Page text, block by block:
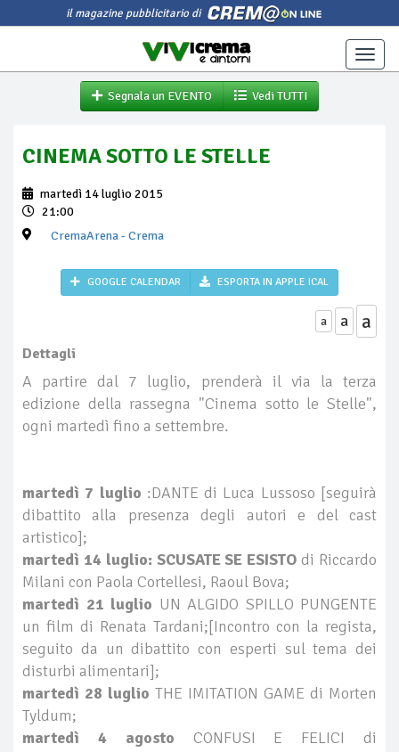
il magazine pubblicitario di
Toggle
Segnala un EVENTO
Vedi TUTTI
CINEMA SOTTO LE STELLE
martedì 14 luglio 2015
21:00
CremaArena- Crema
GOOGLE CALENDAR ESPORTA IN APPLE ICAL
a a a
Dettagli
A partire dal 7 luglio, prenderà il via la terza
edizione della rassegna "Cinema sotto le Stelle",
ogni martedì fino a settembre.
martedì 7 luglio :DANTE di Luca Lussoso [seguirà
dibattito alla presenza degli autori e del cast
artistico];
martedì 14 luglio: SCUSATE SE ESISTOdi Riccardo
Milani con Paola Cortellesi, Raoul Bova;
martedì 21 luglio UN ALGIDO SPILLO PUNGENTE
un film di Renata Tardani;[Incontro con la regista,
seguito da un dibattito con esperti sul tema dei
disturbi alimentari];
martedì 28 luglio THE IMITATION GAME di Morten
Tyldum;
martedì 4 agosto CONFUSI E FELICI di